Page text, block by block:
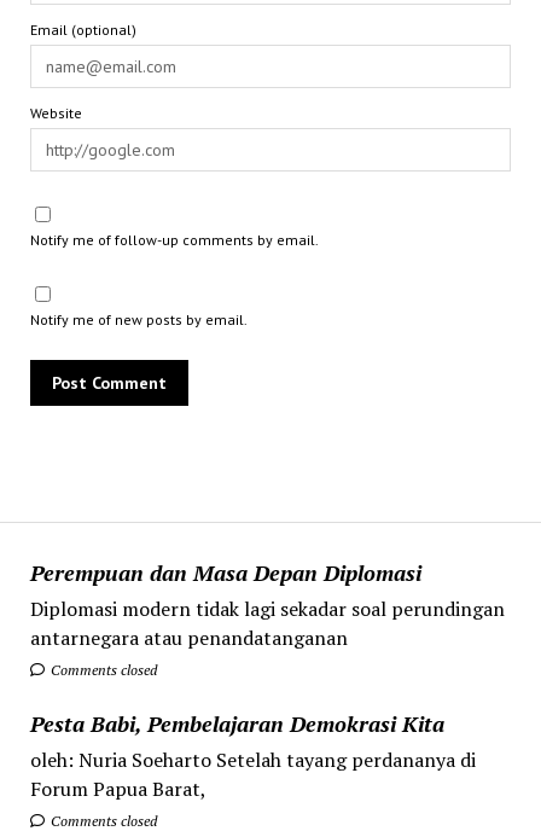
Perempuan dan Masa Depan Diplomasi
Diplomasi modern tidak lagi sekadar soal perundingan
antarnegara atau penandatanganan
Comments closed
Pesta Babi, Pembelajaran Demokrasi Kita
oleh: Nuria Soeharto Setelah tayang perdananya di
Forum Papua Barat,
Comments closed
Email (optional)
Website
Notify me of follow-up comments by email.
Notify me of new posts by email.